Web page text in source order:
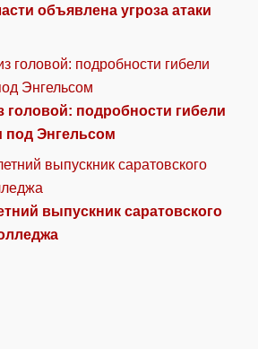
объявлена угроза атаки
головой: подробности гибели
под Энгельсом
выпускник саратовского